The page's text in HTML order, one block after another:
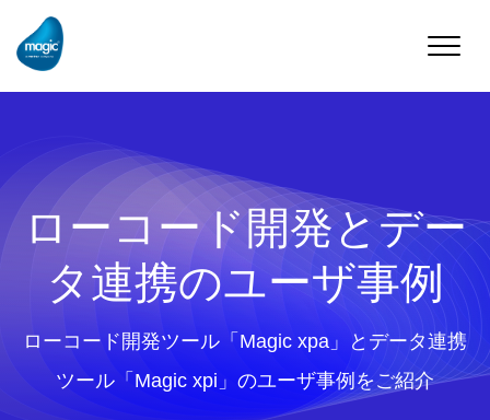
Toggle
ローコード開発とデー
タ連携のユーザ事例
ローコード開発ツール「Magic xpa」とデータ連携
ツール「Magic xpi」のユーザ事例をご紹介